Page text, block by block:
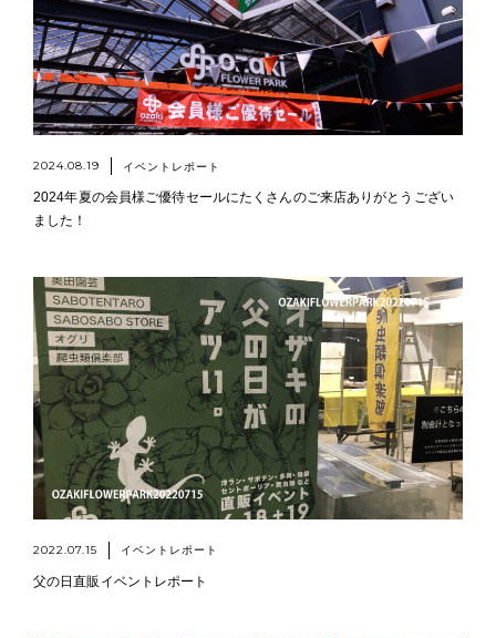
2024.08.19 イベントレポート
2024年夏の会員様ご優待セールにたくさんのご来店ありがとうござい
ました！
2022.07.15 イベントレポート
父の日直販イベントレポート